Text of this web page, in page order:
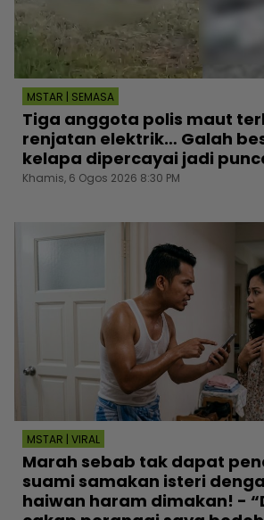
MSTAR | SEMASA
Tiga anggota polis maut
renjatan elektrik… Galah
kelapa dipercayai jadi
Khamis, 6 Ogos 2026 8:30 PM
MSTAR | VIRAL
Marah sebab tak dapat
suami samakan isteri
haiwan haram dimakan! -